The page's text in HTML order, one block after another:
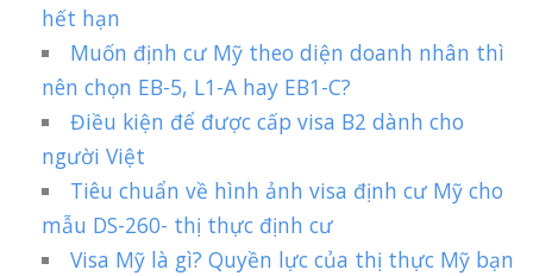
hết hạn
Muốn định cư Mỹ theo diện doanh nhân thì
nên chọn EB-5, L1-A hay EB1-C?
Điều kiện để được cấp visa B2 dành cho
người Việt
Tiêu chuẩn về hình ảnh visa định cư Mỹ cho
mẫu DS-260- thị thực định cư
Visa Mỹ là gì? Quyền lực của thị thực Mỹ bạn